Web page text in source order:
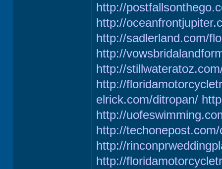
http://
http://
http://sadlerland.com/
http://
http://
http://
elrick.com/ditropan/
http://
http://
http://
http://